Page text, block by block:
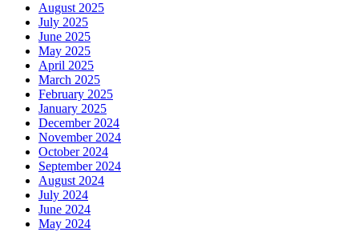
August 2025
July 2025
June 2025
May 2025
April 2025
March 2025
February 2025
January 2025
December 2024
November 2024
October 2024
September 2024
August 2024
July 2024
June 2024
May 2024